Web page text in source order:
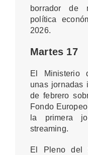
borrador de
política
2026.
Martes 17
El Ministerio
unas jornadas
de febrero
Fondo
la primera
streaming.
El Pleno del